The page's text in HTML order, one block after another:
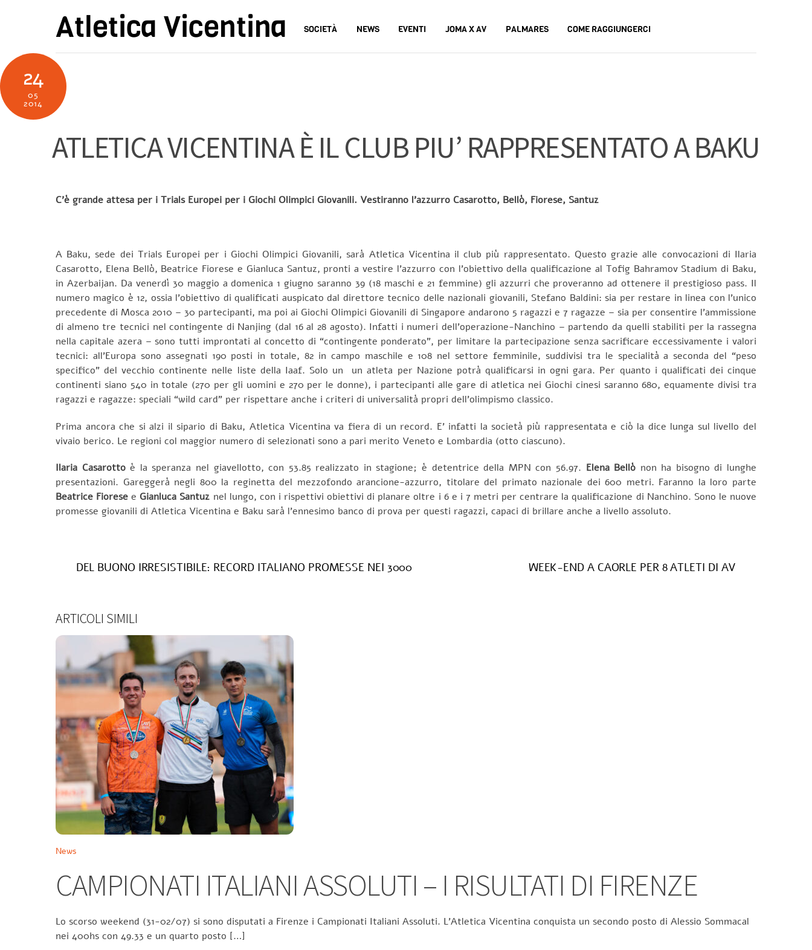
Atletica Vicentina SOCIETÀ NEWS EVENTI JOMA X AV PALMARES COME RAGGIUNGERCI
24
05
2014
ATLETICA VICENTINA È IL CLUB PIU’ RAPPRESENTATO A BAKU
C’è grande attesa per i Trials Europei per i Giochi Olimpici Giovanili. Vestiranno l’azzurro Casarotto, Bellò, Fiorese, Santuz
A Baku, sede dei Trials Europei per i Giochi Olimpici Giovanili, sarà Atletica Vicentina il club più rappresentato. Questo grazie alle convocazioni di Ilaria
Casarotto, Elena Bellò, Beatrice Fiorese e Gianluca Santuz, pronti a vestire l’azzurro con l’obiettivo della qualificazione al Tofig Bahramov Stadium di Baku,
in Azerbaijan. Da venerdì 30 maggio a domenica 1 giugno saranno 39 (18 maschi e 21 femmine) gli azzurri che proveranno ad ottenere il prestigioso pass. Il
numero magico è 12, ossia l’obiettivo di qualificati auspicato dal direttore tecnico delle nazionali giovanili, Stefano Baldini: sia per restare in linea con l’unico
precedente di Mosca 2010 – 30 partecipanti, ma poi ai Giochi Olimpici Giovanili di Singapore andarono 5 ragazzi e 7 ragazze – sia per consentire l’ammissione
di almeno tre tecnici nel contingente di Nanjing (dal 16 al 28 agosto). Infatti i numeri dell’operazione-Nanchino – partendo da quelli stabiliti per la rassegna
nella capitale azera – sono tutti improntati al concetto di “contingente ponderato”, per limitare la partecipazione senza sacrificare eccessivamente i valori
tecnici: all’Europa sono assegnati 190 posti in totale, 82 in campo maschile e 108 nel settore femminile, suddivisi tra le specialità a seconda del “peso
specifico” del vecchio continente nelle liste della Iaaf. Solo un un atleta per Nazione potrà qualificarsi in ogni gara. Per quanto i qualificati dei cinque
continenti siano 540 in totale (270 per gli uomini e 270 per le donne), i partecipanti alle gare di atletica nei Giochi cinesi saranno 680, equamente divisi tra
ragazzi e ragazze: speciali “wild card” per rispettare anche i criteri di universalità propri dell’olimpismo classico.
Prima ancora che si alzi il sipario di Baku, Atletica Vicentina va fiera di un record. E’ infatti la società più rappresentata e ciò la dice lunga sul livello del
vivaio berico. Le regioni col maggior numero di selezionati sono a pari merito Veneto e Lombardia (otto ciascuno).
Ilaria Casarottoè la speranza nel giavellotto, con 53.85 realizzato in stagione; è detentrice della MPN con 56.97. Elena Bellò non ha bisogno di lunghe
presentazioni. Gareggerà negli 800 la reginetta del mezzofondo arancione-azzurro, titolare del primato nazionale dei 600 metri. Faranno la loro parte
Beatrice Fiorese e Gianluca Santuz nel lungo, con i rispettivi obiettivi di planare oltre i 6 e i 7 metri per centrare la qualificazione di Nanchino. Sono le nuove
promesse giovanili di Atletica Vicentina e Baku sarà l’ennesimo banco di prova per questi ragazzi, capaci di brillare anche a livello assoluto.
DEL BUONO IRRESISTIBILE: RECORD ITALIANO PROMESSE NEI 3000 WEEK-END A CAORLE PER 8 ATLETI DI AV
ARTICOLI SIMILI
News
CAMPIONATI ITALIANI ASSOLUTI – I RISULTATI DI FIRENZE
Lo scorso weekend (31-02/07) si sono disputati a Firenze i Campionati Italiani Assoluti. L’Atletica Vicentina conquista un secondo posto di Alessio Sommacal
nei 400hs con 49.33 e un quarto posto […]